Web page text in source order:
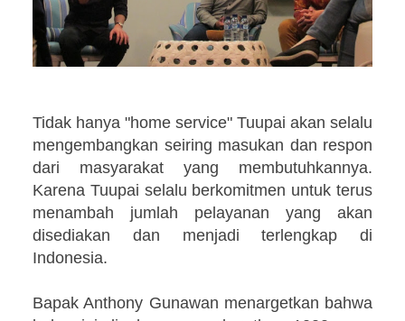
Tidak hanya "home service" Tuupai akan selalu
mengembangkan seiring masukan dan respon
dari masyarakat yang membutuhkannya.
Karena Tuupai selalu berkomitmen untuk terus
menambah jumlah pelayanan yang akan
disediakan dan menjadi terlengkap di
Indonesia.
Bapak Anthony Gunawan menargetkan bahwa